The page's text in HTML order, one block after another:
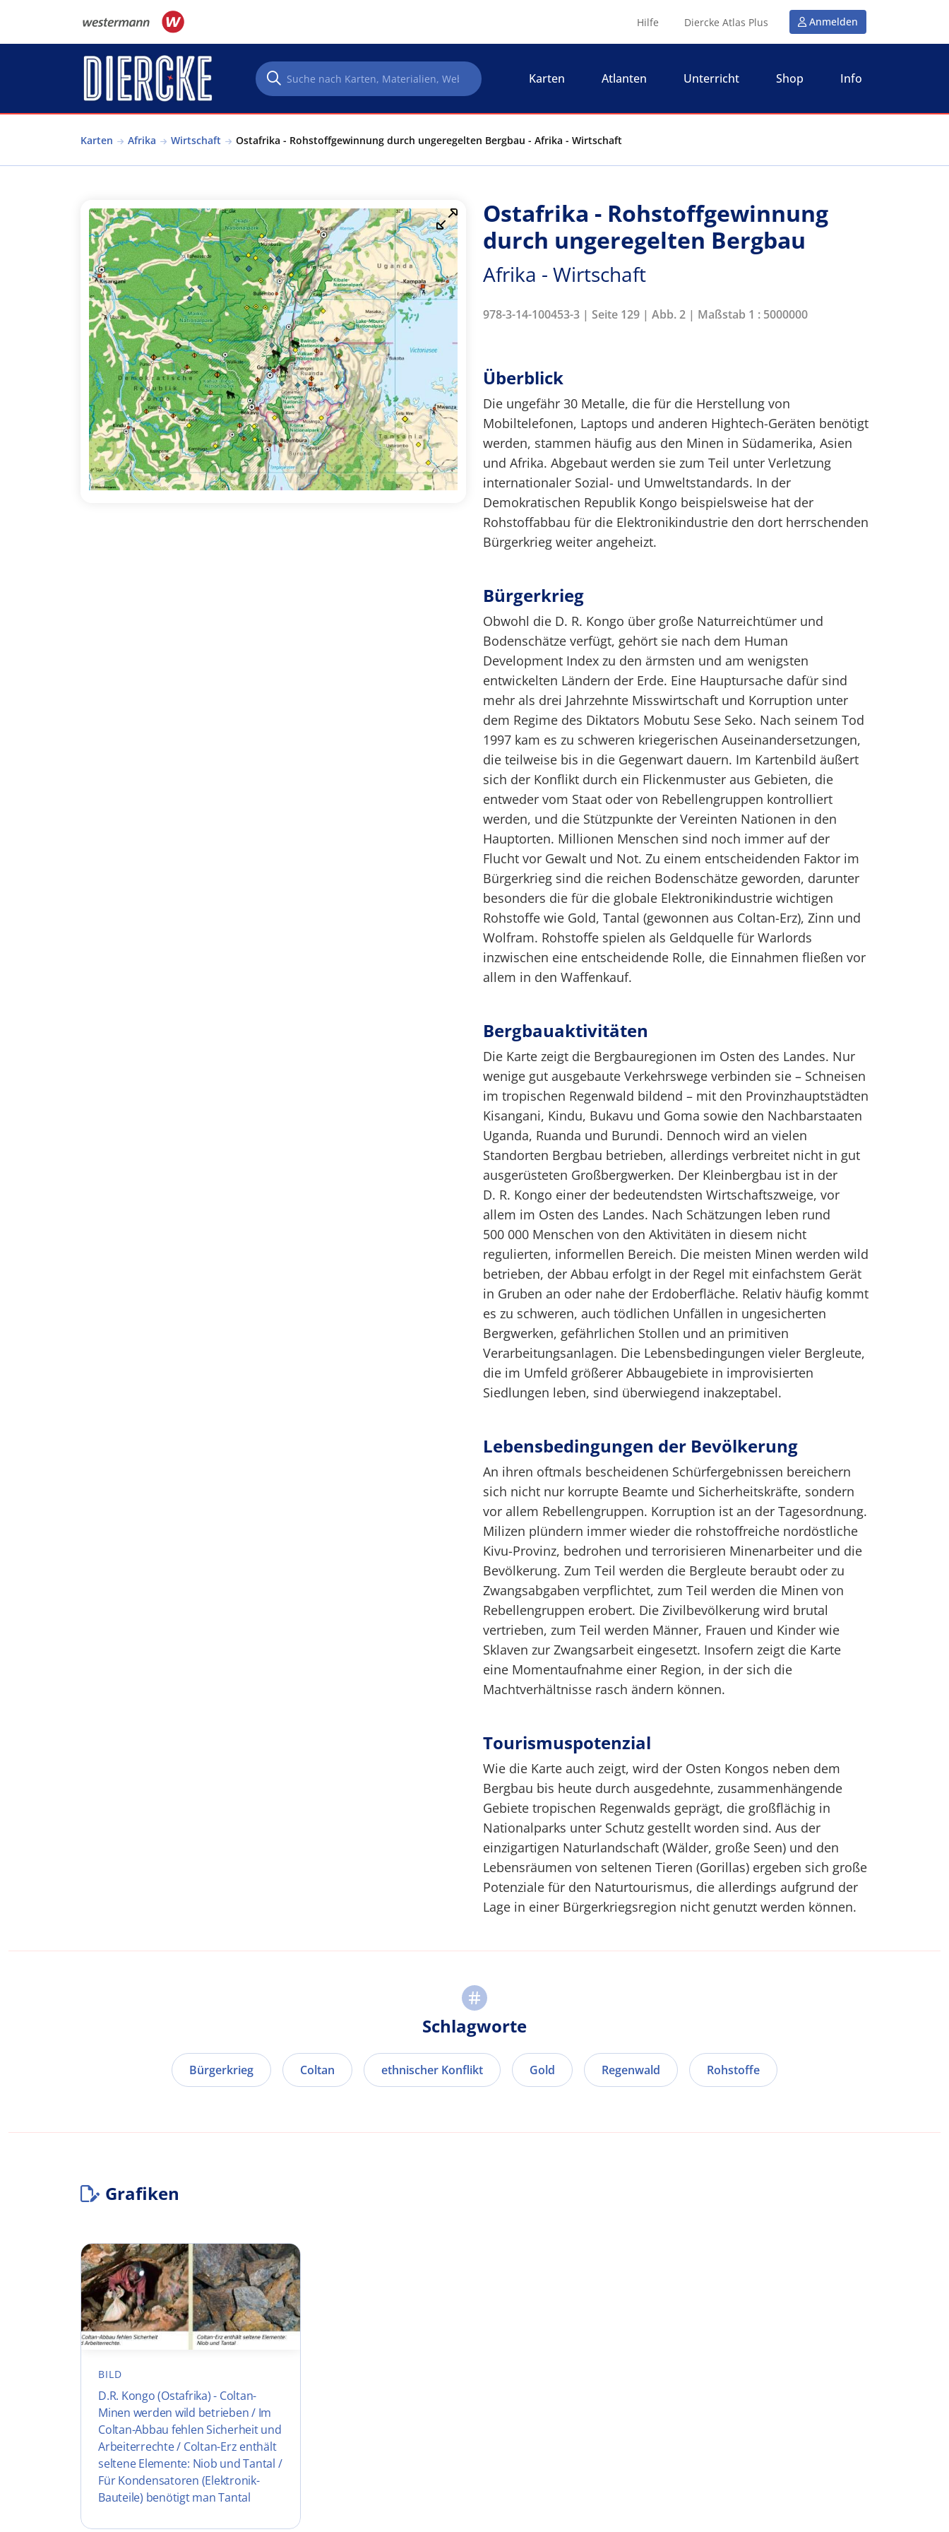
Hilfe Diercke Atlas Plus Anmelden
Karten Atlanten Unterricht Shop Info
Karten Afrika Wirtschaft Ostafrika - Rohstoffgewinnung durch ungeregelten Bergbau - Afrika - Wirtschaft
Ostafrika - Rohstoffgewinnung
durch ungeregelten Bergbau
Afrika - Wirtschaft
978-3-14-100453-3 | Seite 129 | Abb. 2 | Maßstab 1 : 5000000
Überblick
Die ungefähr 30 Metalle, die für die Herstellung von
Mobiltelefonen, Laptops und anderen Hightech-Geräten benötigt
werden, stammen häufig aus den Minen in Südamerika, Asien
und Afrika. Abgebaut werden sie zum Teil unter Verletzung
internationaler Sozial- und Umweltstandards. In der
Demokratischen Republik Kongo beispielsweise hat der
Rohstoffabbau für die Elektronikindustrie den dort herrschenden
Bürgerkrieg weiter angeheizt.
Bürgerkrieg
Obwohl die D. R. Kongo über große Naturreichtümer und
Bodenschätze verfügt, gehört sie nach dem Human
Development Index zu den ärmsten und am wenigsten
entwickelten Ländern der Erde. Eine Hauptursache dafür sind
mehr als drei Jahrzehnte Misswirtschaft und Korruption unter
dem Regime des Diktators Mobutu Sese Seko. Nach seinem Tod
1997 kam es zu schweren kriegerischen Auseinandersetzungen,
die teilweise bis in die Gegenwart dauern. Im Kartenbild äußert
sich der Konflikt durch ein Flickenmuster aus Gebieten, die
entweder vom Staat oder von Rebellengruppen kontrolliert
werden, und die Stützpunkte der Vereinten Nationen in den
Hauptorten. Millionen Menschen sind noch immer auf der
Flucht vor Gewalt und Not. Zu einem entscheidenden Faktor im
Bürgerkrieg sind die reichen Bodenschätze geworden, darunter
besonders die für die globale Elektronikindustrie wichtigen
Rohstoffe wie Gold, Tantal (gewonnen aus Coltan-Erz), Zinn und
Wolfram. Rohstoffe spielen als Geldquelle für Warlords
inzwischen eine entscheidende Rolle, die Einnahmen fließen vor
allem in den Waffenkauf.
Bergbauaktivitäten
Die Karte zeigt die Bergbauregionen im Osten des Landes. Nur
wenige gut ausgebaute Verkehrswege verbinden sie – Schneisen
im tropischen Regenwald bildend – mit den Provinzhauptstädten
Kisangani, Kindu, Bukavu und Goma sowie den Nachbarstaaten
Uganda, Ruanda und Burundi. Dennoch wird an vielen
Standorten Bergbau betrieben, allerdings verbreitet nicht in gut
ausgerüsteten Großbergwerken. Der Kleinbergbau ist in der
D. R. Kongo einer der bedeutendsten Wirtschaftszweige, vor
allem im Osten des Landes. Nach Schätzungen leben rund
500 000 Menschen von den Aktivitäten in diesem nicht
regulierten, informellen Bereich. Die meisten Minen werden wild
betrieben, der Abbau erfolgt in der Regel mit einfachstem Gerät
in Gruben an oder nahe der Erdoberfläche. Relativ häufig kommt
es zu schweren, auch tödlichen Unfällen in ungesicherten
Bergwerken, gefährlichen Stollen und an primitiven
Verarbeitungsanlagen. Die Lebensbedingungen vieler Bergleute,
die im Umfeld größerer Abbaugebiete in improvisierten
Siedlungen leben, sind überwiegend inakzeptabel.
Lebensbedingungen der Bevölkerung
An ihren oftmals bescheidenen Schürfergebnissen bereichern
sich nicht nur korrupte Beamte und Sicherheitskräfte, sondern
vor allem Rebellengruppen. Korruption ist an der Tagesordnung.
Milizen plündern immer wieder die rohstoffreiche nordöstliche
Kivu-Provinz, bedrohen und terrorisieren Minenarbeiter und die
Bevölkerung. Zum Teil werden die Bergleute beraubt oder zu
Zwangsabgaben verpflichtet, zum Teil werden die Minen von
Rebellengruppen erobert. Die Zivilbevölkerung wird brutal
vertrieben, zum Teil werden Männer, Frauen und Kinder wie
Sklaven zur Zwangsarbeit eingesetzt. Insofern zeigt die Karte
eine Momentaufnahme einer Region, in der sich die
Machtverhältnisse rasch ändern können.
Tourismuspotenzial
Wie die Karte auch zeigt, wird der Osten Kongos neben dem
Bergbau bis heute durch ausgedehnte, zusammenhängende
Gebiete tropischen Regenwalds geprägt, die großflächig in
Nationalparks unter Schutz gestellt worden sind. Aus der
einzigartigen Naturlandschaft (Wälder, große Seen) und den
Lebensräumen von seltenen Tieren (Gorillas) ergeben sich große
Potenziale für den Naturtourismus, die allerdings aufgrund der
Lage in einer Bürgerkriegsregion nicht genutzt werden können.
Schlagworte
Bürgerkrieg Coltan ethnischer Konflikt Gold Regenwald Rohstoffe
Grafiken
BILD
D.R. Kongo (Ostafrika) - Coltan-
Minen werden wild betrieben / Im
Coltan-Abbau fehlen Sicherheit und
Arbeiterrechte / Coltan-Erz enthält
seltene Elemente: Niob und Tantal /
Für Kondensatoren (Elektronik-
Bauteile) benötigt man Tantal